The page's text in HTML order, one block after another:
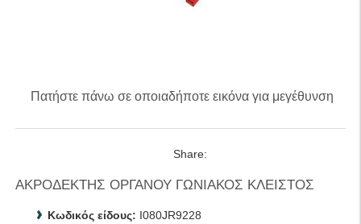
Πατήστε πάνω σε οποιαδήποτε εικόνα για μεγέθυνση
Share:
ΑΚΡΟΔΕΚΤΗΣ ΟΡΓΑΝΟΥ ΓΩΝΙΑΚΟΣ ΚΛΕΙΣΤΟΣ
Κωδικός είδους: I080JR9228